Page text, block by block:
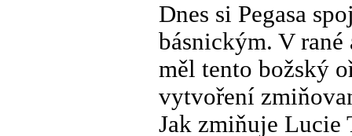
Dnes si Pegasa
básnickým. V
měl tento božský
vytvoření
Jak zmiňuje Lucie